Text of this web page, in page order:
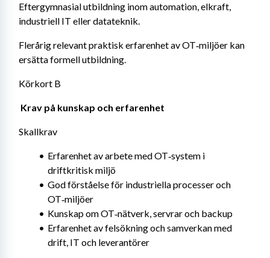
Eftergymnasial utbildning inom automation, elkraft,
industriell IT eller datateknik.
Flerårig relevant praktisk erfarenhet av OT‑miljöer kan
ersätta formell utbildning.
Körkort B
Krav på kunskap och erfarenhet
Skallkrav
Erfarenhet av arbete med OT‑system i
driftkritisk miljö
God förståelse för industriella processer och
OT‑miljöer
Kunskap om OT‑nätverk, servrar och backup
Erfarenhet av felsökning och samverkan med
drift, IT och leverantörer